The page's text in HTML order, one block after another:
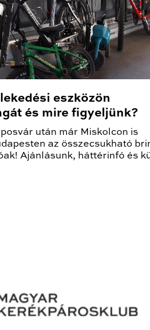
eszközön
és mire figyeljünk?
után már Miskolcon is
az összecsukható
Ajánlásunk, háttérinfó és